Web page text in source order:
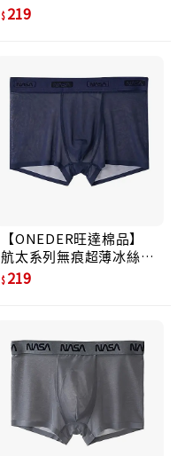
身褲/ 冰絲灰藍/ M
219
【ONEDER旺達棉品】
航太系列無痕超薄冰絲貼
身褲/ 冰透丈青/ M
219